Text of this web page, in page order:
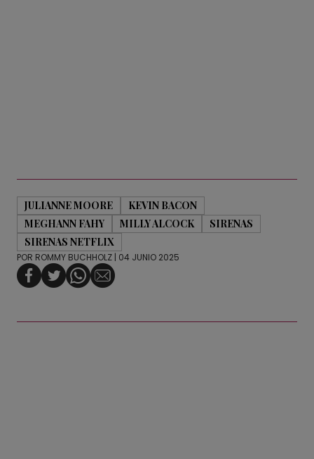
JULIANNE MOORE
KEVIN BACON
MEGHANN FAHY
MILLY ALCOCK
SIRENAS
SIRENAS NETFLIX
POR ROMMY BUCHHOLZ | 04 JUNIO 2025